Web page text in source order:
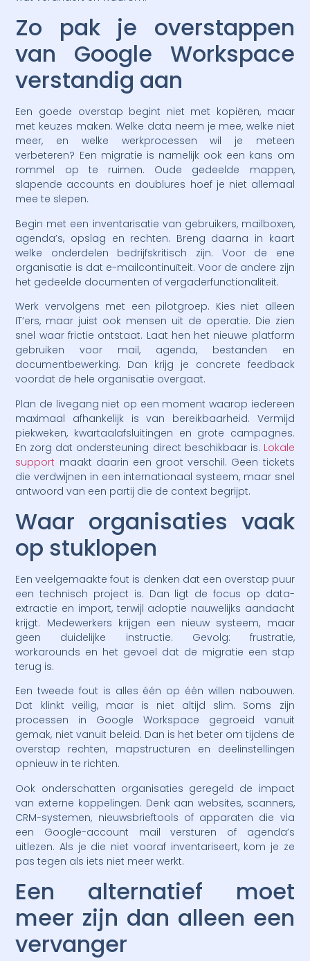
Zo pak je overstappen
van Google Workspace
verstandig aan
Een goede overstap begint niet met kopiëren, maar
met keuzes maken. Welke data neem je mee, welke niet
meer, en welke werkprocessen wil je meteen
verbeteren? Een migratie is namelijk ook een kans om
rommel op te ruimen. Oude gedeelde mappen,
slapende accounts en doublures hoef je niet allemaal
mee te slepen.
Begin met een inventarisatie van gebruikers, mailboxen,
agenda’s, opslag en rechten. Breng daarna in kaart
welke onderdelen bedrijfskritisch zijn. Voor de ene
organisatie is dat e-mailcontinuïteit. Voor de andere zijn
het gedeelde documenten of vergaderfunctionaliteit.
Werk vervolgens met een pilotgroep. Kies niet alleen
IT’ers, maar juist ook mensen uit de operatie. Die zien
snel waar frictie ontstaat. Laat hen het nieuwe platform
gebruiken voor mail, agenda, bestanden en
documentbewerking. Dan krijg je concrete feedback
voordat de hele organisatie overgaat.
Plan de livegang niet op een moment waarop iedereen
maximaal afhankelijk is van bereikbaarheid. Vermijd
piekweken, kwartaalafsluitingen en grote campagnes.
En zorg dat ondersteuning direct beschikbaar is. Lokale
support maakt daarin een groot verschil. Geen tickets
die verdwijnen in een internationaal systeem, maar snel
antwoord van een partij die de context begrijpt.
Waar organisaties vaak
op stuklopen
Een veelgemaakte fout is denken dat een overstap puur
een technisch project is. Dan ligt de focus op data-
extractie en import, terwijl adoptie nauwelijks aandacht
krijgt. Medewerkers krijgen een nieuw systeem, maar
geen duidelijke instructie. Gevolg: frustratie,
workarounds en het gevoel dat de migratie een stap
terug is.
Een tweede fout is alles één op één willen nabouwen.
Dat klinkt veilig, maar is niet altijd slim. Soms zijn
processen in Google Workspace gegroeid vanuit
gemak, niet vanuit beleid. Dan is het beter om tijdens de
overstap rechten, mapstructuren en deelinstellingen
opnieuw in te richten.
Ook onderschatten organisaties geregeld de impact
van externe koppelingen. Denk aan websites, scanners,
CRM-systemen, nieuwsbrieftools of apparaten die via
een Google-account mail versturen of agenda’s
uitlezen. Als je die niet vooraf inventariseert, kom je ze
pas tegen als iets niet meer werkt.
Een alternatief moet
meer zijn dan alleen een
vervanger